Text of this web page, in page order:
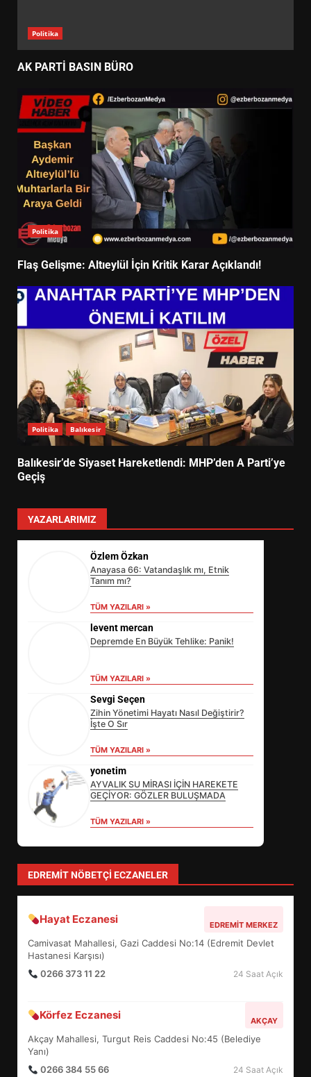
Politika
AK PARTİ BASIN BÜRO
Politika
Flaş Gelişme: Altıeylül İçin Kritik Karar Açıklandı!
Politika Balıkesir
Balıkesir’de Siyaset Hareketlendi: MHP’den A Parti’ye
Geçiş
YAZARLARIMIZ
Özlem Özkan
Anayasa 66: Vatandaşlık mı, Etnik
Tanım mı?
TÜM YAZILARI »
levent mercan
Depremde En Büyük Tehlike: Panik!
TÜM YAZILARI »
Sevgi Seçen
Zihin Yönetimi Hayatı Nasıl Değiştirir?
İşte O Sır
TÜM YAZILARI »
yonetim
AYVALIK SU MİRASI İÇİN HAREKETE
GEÇİYOR: GÖZLER BULUŞMADA
TÜM YAZILARI »
EDREMIT NÖBETÇI ECZANELER
Hayat Eczanesi EDREMIT MERKEZ
Camivasat Mahallesi, Gazi Caddesi No:14 (Edremit Devlet
Hastanesi Karşısı)
0266 373 11 22
24 Saat Açık
Körfez Eczanesi AKÇAY
Akçay Mahallesi, Turgut Reis Caddesi No:45 (Belediye
Yanı)
0266 384 55 66
24 Saat Açık
SÜRDÜRÜLEBİLİRLİKTE NE
DEĞİŞECEK?
4
5
BALIKESİR MÜZELERİNDE SÜRE
UZATILDI: NE DEĞİŞTİ?
6
TURNUVASI KAYITLARI NEYİ